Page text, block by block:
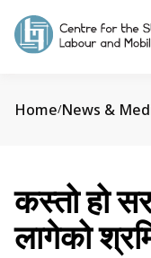
Home/News &
कस्तो हो
लागेको